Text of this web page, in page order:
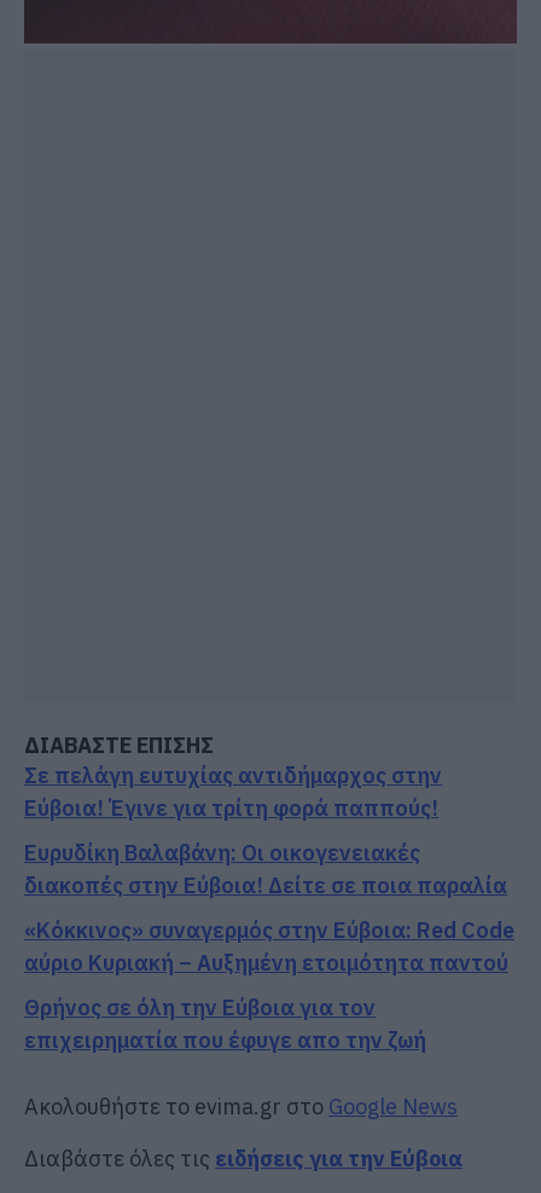
ΔΙΑΒΑΣΤΕ ΕΠΙΣΗΣ
Σε πελάγη ευτυχίας αντιδήμαρχος στην
Εύβοια! Έγινε για τρίτη φορά παππούς!
Ευρυδίκη Βαλαβάνη: Οι οικογενειακές
διακοπές στην Εύβοια! Δείτε σε ποια παραλία
«Κόκκινος» συναγερμός στην Εύβοια: Red Code
αύριο Κυριακή – Αυξημένη ετοιμότητα παντού
Θρήνος σε όλη την Εύβοια για τον
επιχειρηματία που έφυγε απο την ζωή
Ακολουθήστε το evima.gr στο Google News
Διαβάστε όλες τις ειδήσεις για την Εύβοια